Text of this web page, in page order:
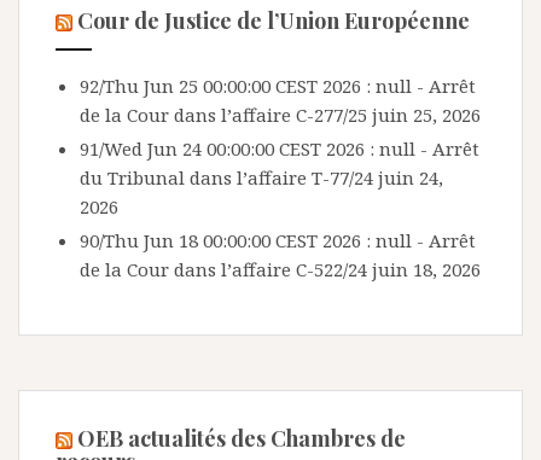
Cour de Justice de l’Union Européenne
92/Thu Jun 25 00:00:00 CEST 2026 : null - Arrêt
de la Cour dans l’affaire C-277/25 juin 25, 2026
91/Wed Jun 24 00:00:00 CEST 2026 : null - Arrêt
du Tribunal dans l’affaire T-77/24 juin 24,
2026
90/Thu Jun 18 00:00:00 CEST 2026 : null - Arrêt
de la Cour dans l’affaire C-522/24 juin 18, 2026
OEB actualités des Chambres de